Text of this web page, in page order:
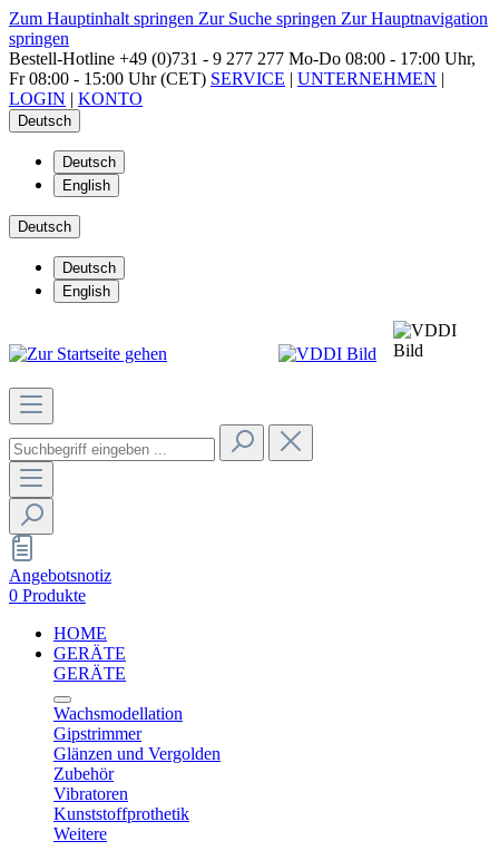
Zum Hauptinhalt springen Zur Suche springen Zur Hauptnavigation
springen
Bestell-Hotline +49 (0)731 - 9 277 277 Mo-Do 08:00 - 17:00 Uhr,
Fr 08:00 - 15:00 Uhr (CET) SERVICE | UNTERNEHMEN |
LOGIN | KONTO
Deutsch
Deutsch
English
Deutsch
Deutsch
English
Angebotsnotiz
0 Produkte
HOME
GERÄTE
GERÄTE
Wachsmodellation
Gipstrimmer
Glänzen und Vergolden
Zubehör
Vibratoren
Kunststoffprothetik
Weitere